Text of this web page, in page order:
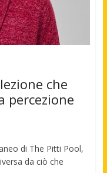
che
percezione
di The Pitti Pool,
da ciò che